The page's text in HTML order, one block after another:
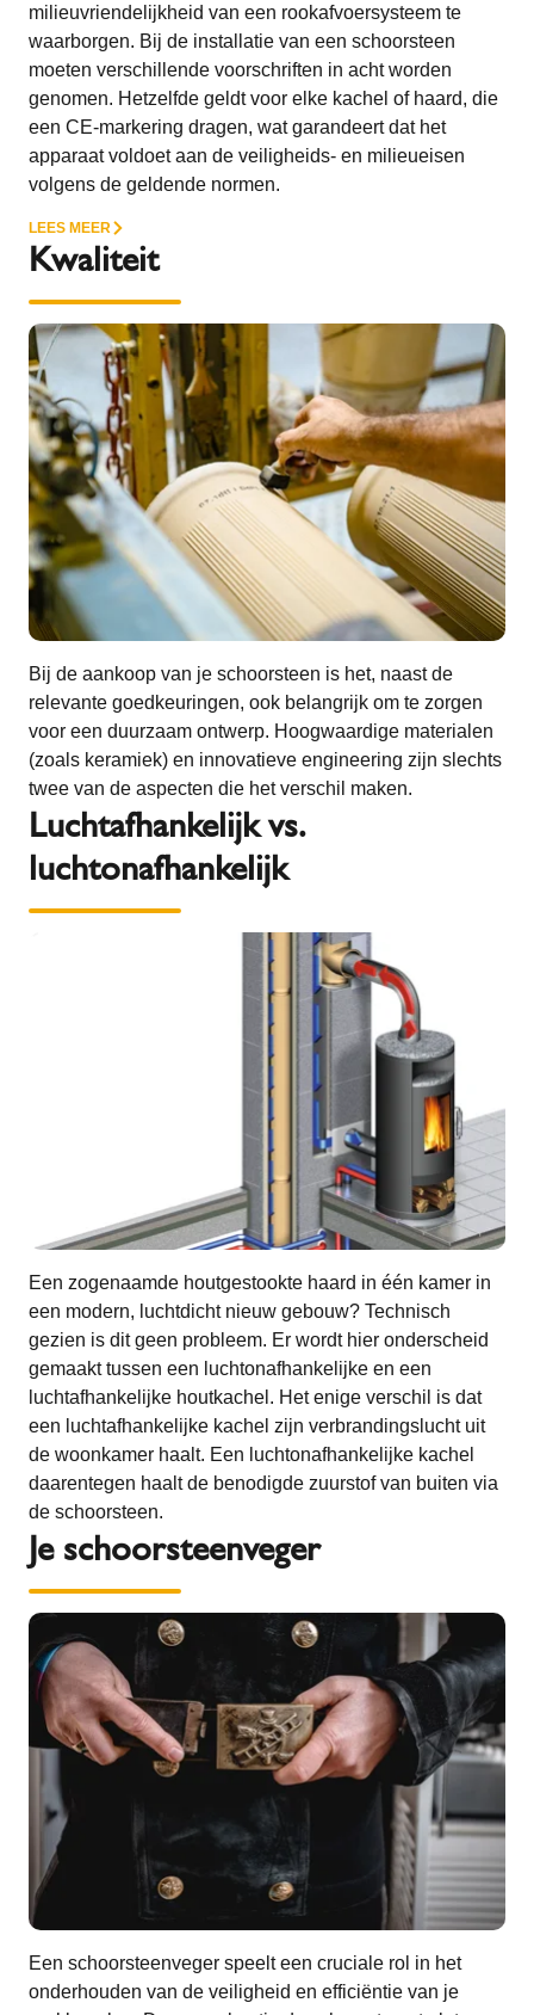
milieuvriendelijkheid van een rookafvoersysteem te
waarborgen. Bij de installatie van een schoorsteen
moeten verschillende voorschriften in acht worden
genomen. Hetzelfde geldt voor elke kachel of haard, die
een CE-markering dragen, wat garandeert dat het
apparaat voldoet aan de veiligheids- en milieueisen
volgens de geldende normen.
LEES MEER
Kwaliteit
Bij de aankoop van je schoorsteen is het, naast de
relevante goedkeuringen, ook belangrijk om te zorgen
voor een duurzaam ontwerp. Hoogwaardige materialen
(zoals keramiek) en innovatieve engineering zijn slechts
twee van de aspecten die het verschil maken.
Luchtafhankelijk vs.
luchtonafhankelijk
Een zogenaamde houtgestookte haard in één kamer in
een modern, luchtdicht nieuw gebouw? Technisch
gezien is dit geen probleem. Er wordt hier onderscheid
gemaakt tussen een luchtonafhankelijke en een
luchtafhankelijke houtkachel. Het enige verschil is dat
een luchtafhankelijke kachel zijn verbrandingslucht uit
de woonkamer haalt. Een luchtonafhankelijke kachel
daarentegen haalt de benodigde zuurstof van buiten via
de schoorsteen.
Je schoorsteenveger
Een schoorsteenveger speelt een cruciale rol in het
onderhouden van de veiligheid en efficiëntie van je